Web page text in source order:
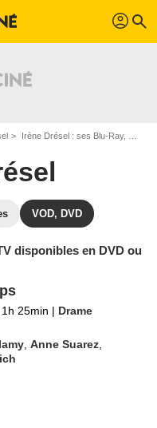
profil search
Irène Drésel : ses Blu-Ray, DVD, VOD, SVOD
VOD, DVD
disponibles en DVD ou
1h 25min | Drame
,Anne Suarez